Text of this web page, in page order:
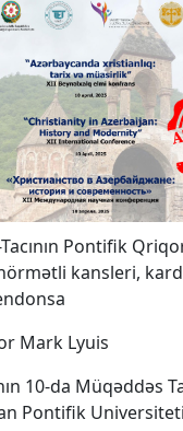
Pontifik
kansleri,
Mark Lyuis
10-da Müqəddəs
Pontifik